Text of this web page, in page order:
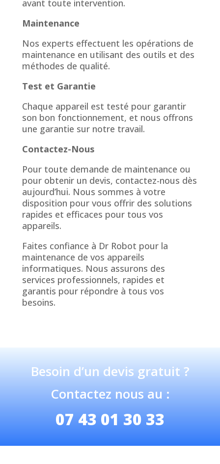
avant toute intervention.
Maintenance
Nos experts effectuent les opérations de
maintenance en utilisant des outils et des
méthodes de qualité.
Test et Garantie
Chaque appareil est testé pour garantir
son bon fonctionnement, et nous offrons
une garantie sur notre travail.
Contactez-Nous
Pour toute demande de maintenance ou
pour obtenir un devis, contactez-nous dès
aujourd’hui. Nous sommes à votre
disposition pour vous offrir des solutions
rapides et efficaces pour tous vos
appareils.
Faites confiance à Dr Robot pour la
maintenance de vos appareils
informatiques. Nous assurons des
services professionnels, rapides et
garantis pour répondre à tous vos
besoins.
Besoin d’un devis gratuit ?
Contactez nous au :
07 43 01 30 33